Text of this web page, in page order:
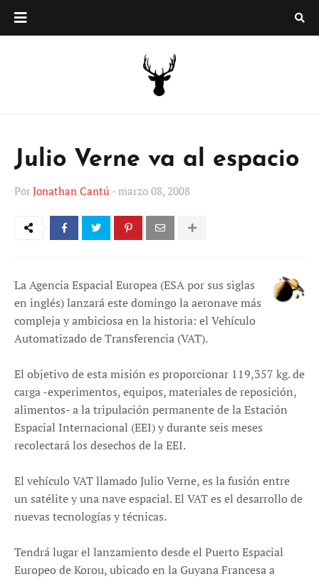
Julio Verne va al espacio
PorJonathan Cantú - marzo 08, 2008
La Agencia Espacial Europea (ESA por sus siglas
en inglés) lanzará este domingo la aeronave más
compleja y ambiciosa en la historia: el Vehículo
Automatizado de Transferencia (VAT).
El objetivo de esta misión es proporcionar 119,357 kg. de
carga -experimentos, equipos, materiales de reposición,
alimentos- a la tripulación permanente de la Estación
Espacial Internacional (EEI) y durante seis meses
recolectará los desechos de la EEI.
El vehículo VAT llamado Julio Verne, es la fusión entre
un satélite y una nave espacial. El VAT es el desarrollo de
nuevas tecnologías y técnicas.
Tendrá lugar el lanzamiento desde el Puerto Espacial
Europeo de Korou, ubicado en la Guyana Francesa a